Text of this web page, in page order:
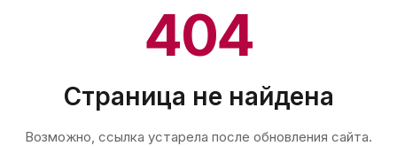
404
Страница не найдена
Возможно, ссылка устарела после обновления сайта.